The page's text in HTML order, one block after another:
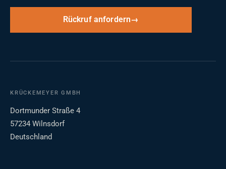
Rückruf anfordern
KRÜCKEMEYER GMBH
Dortmunder Straße 4
57234 Wilnsdorf
Deutschland